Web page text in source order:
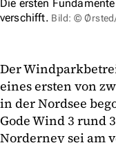
Die ersten
verschifft. Bild: ©
Der
eines ersten von
in der Nordsee
Gode Wind 3 rund
Norderney sei am